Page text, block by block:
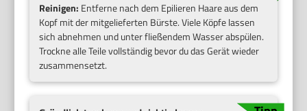
Reinigen: Entferne nach dem Epilieren Haare aus dem
Kopf mit der mitgelieferten Bürste. Viele Köpfe lassen
sich abnehmen und unter fließendem Wasser abspülen.
Trockne alle Teile vollständig bevor du das Gerät wieder
zusammensetzt.